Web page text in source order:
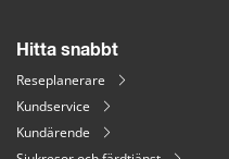
Hitta snabbt
Reseplanerare
Kundservice
Kundärende